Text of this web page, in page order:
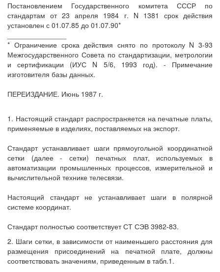
Постановлением Государственного комитета СССР по
стандартам от 23 апреля 1984 г. N 1381 срок действия
установлен с 01.07.85 до 01.07.90*
* Ограничение срока действия снято по протоколу N 3-93
Межгосударственного Совета по стандартизации, метрологии
и сертификации (ИУС N 5/6, 1993 год). - Примечание
изготовителя базы данных.
ПЕРЕИЗДАНИЕ. Июнь 1987 г.
1. Настоящий стандарт распространяется на печатные платы,
применяемые в изделиях, поставляемых на экспорт.
Стандарт устанавливает шаги прямоугольной координатной
сетки (далее - сетки) печатных плат, используемых в
автоматизации промышленных процессов, измерительной и
вычислительной технике телесвязи.
Настоящий стандарт не устанавливает шаги в полярной
системе координат.
Стандарт полностью соответствует СТ СЭВ 3982-83.
2. Шаги сетки, в зависимости от наименьшего расстояния для
размещения присоединений на печатной плате, должны
соответствовать значениям, приведенным в табл.1.